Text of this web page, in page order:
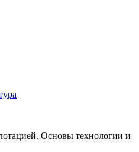
Основы технологии и